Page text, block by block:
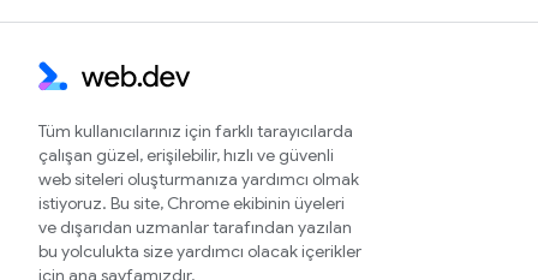
Tüm kullanıcılarınız için farklı tarayıcılarda
çalışan güzel, erişilebilir, hızlı ve güvenli
web siteleri oluşturmanıza yardımcı olmak
istiyoruz. Bu site, Chrome ekibinin üyeleri
ve dışarıdan uzmanlar tarafından yazılan
bu yolculukta size yardımcı olacak içerikler
için ana sayfamızdır.